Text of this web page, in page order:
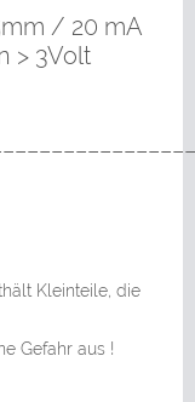
/ 20 mA
> 3Volt
Kleinteile, die
Gefahr aus !